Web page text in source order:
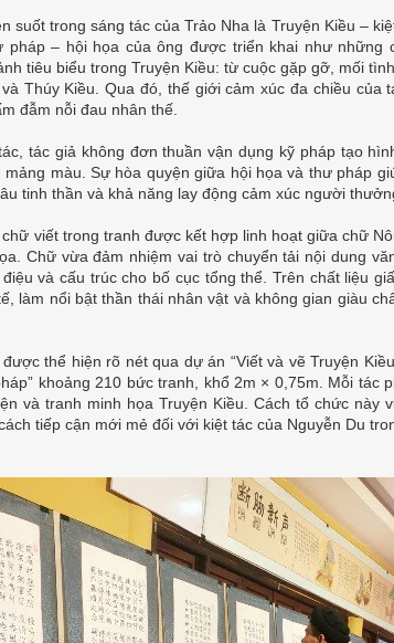
suốt trong sáng tác của Trảo Nha là Truyện Kiều –
pháp – hội họa của ông được triển khai như những
tiêu biểu trong Truyện Kiều: từ cuộc gặp gỡ, mối
Thúy Kiều. Qua đó, thế giới cảm xúc đa chiều của
đẫm nỗi đau nhân thế.
tác giả không đơn thuần vận dụng kỹ pháp tạo
màu. Sự hòa quyện giữa hội họa và thư pháp
tinh thần và khả năng lay động cảm xúc người
viết trong tranh được kết hợp linh hoạt giữa chữ
Chữ vừa đảm nhiệm vai trò chuyển tải nội dung
và cấu trúc cho bố cục tổng thể. Trên chất liệu
làm nổi bật thần thái nhân vật và không gian giàu
thể hiện rõ nét qua dự án “Viết và vẽ Truyện
khoảng 210 bức tranh, khổ 2m × 0,75m. Mỗi tác
và tranh minh họa Truyện Kiều. Cách tổ chức này
tiếp cận mới mẻ đối với kiệt tác của Nguyễn Du